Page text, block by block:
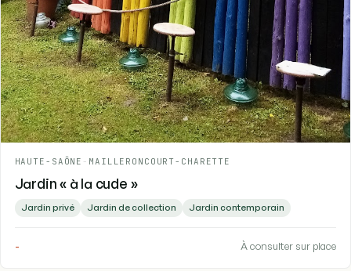
HAUTE-SAÔNE - MAILLERONCOURT-CHARETTE
Jardin « à la cude »
Jardin privé Jardin de collection Jardin contemporain
- À consulter sur place